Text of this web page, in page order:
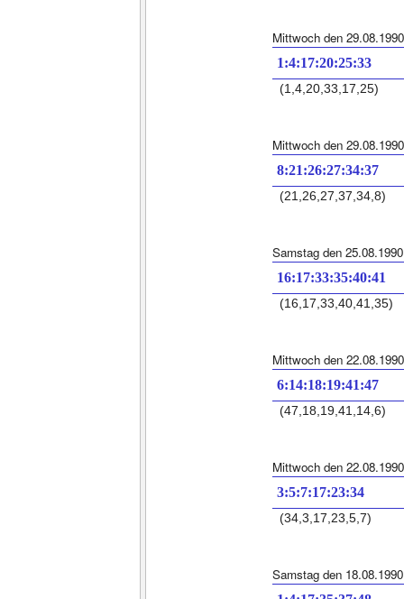
Mittwoch den 29.08.1990
1:4:17:20:25:33
(1,4,20,33,17,25)
Mittwoch den 29.08.1990
8:21:26:27:34:37
(21,26,27,37,34,8)
Samstag den 25.08.1990
16:17:33:35:40:41
(16,17,33,40,41,35)
Mittwoch den 22.08.1990
6:14:18:19:41:47
(47,18,19,41,14,6)
Mittwoch den 22.08.1990
3:5:7:17:23:34
(34,3,17,23,5,7)
Samstag den 18.08.1990